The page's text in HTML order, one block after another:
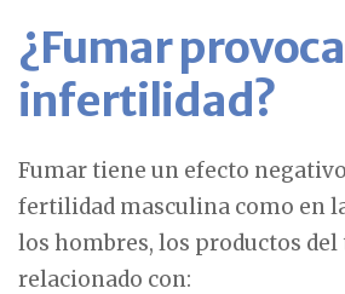
¿Fumar provoca
infertilidad?
Fumar tiene un efecto
fertilidad masculina como en
los hombres, los productos del
relacionado con: